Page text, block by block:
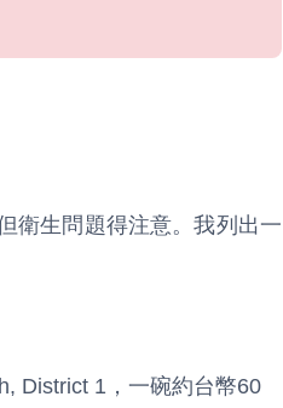
衛生問題得注意。我列出一
District 1，一碗約台幣60